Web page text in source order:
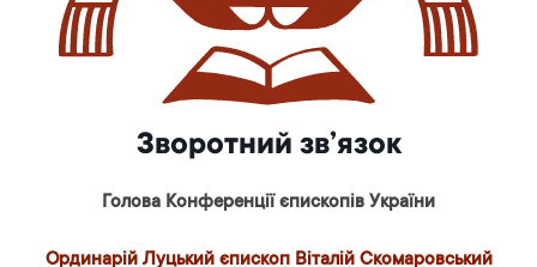
Зворотний зв’язок
Голова Конференції єпископів України
Ординарій Луцький єпископ Віталій Скомаровський